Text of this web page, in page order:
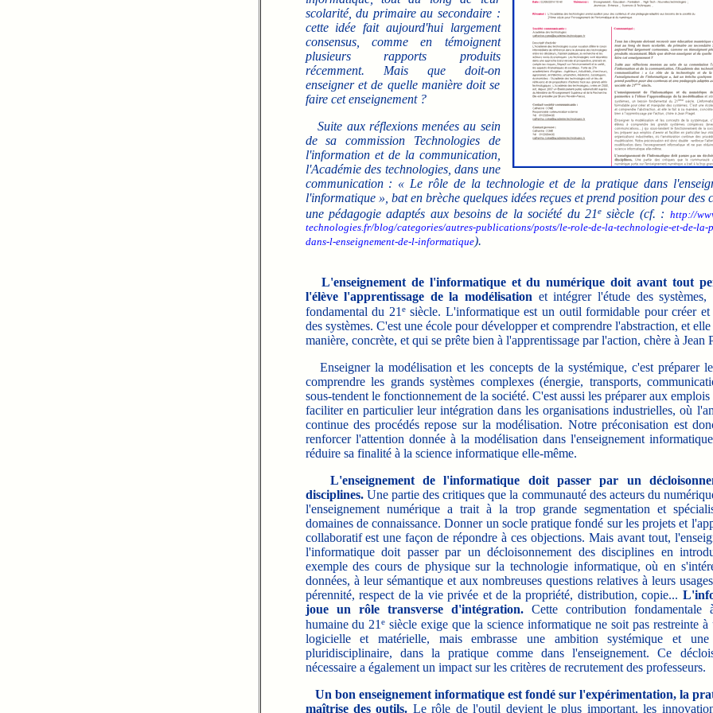
scolarité, du primaire au secondaire :
cette idée fait aujourd'hui largement
consensus, comme en témoignent
plusieurs rapports produits
récemment. Mais que doit-on
enseigner et de quelle manière doit se
faire cet enseignement ?
Suite aux réflexions menées au sein
de sa commission Technologies de
l'information et de la communication,
l'Académie des technologies, dans une
communication : « Le rôle de la technologie et de la pratique dans
l'informatique », bat en brèche quelques idées reçues et prend position pour des
une pédagogie adaptés aux besoins de la société du 21esiècle (cf. : http://
technologies.fr/blog/categories/autres-publications/posts/le-role-de-la-technologie-et-de-la-
dans-l-enseignement-de-l-informatique).
L'enseignement de l'informatique et du numérique doit avant tout
l'élève l'apprentissage de la modélisation et intégrer l'étude des systèmes,
fondamental du 21 esiècle. L'informatique est un outil formidable pour créer et
des systèmes. C'est une école pour développer et comprendre l'abstraction, et
manière, concrète, et qui se prête bien à l'apprentissage par l'action, chère à Jean
Enseigner la modélisation et les concepts de la systémique, c'est préparer
comprendre les grands systèmes complexes (énergie, transports,
sous-tendent le fonctionnement de la société. C'est aussi les préparer aux
faciliter en particulier leur intégration dans les organisations industrielles, où
continue des procédés repose sur la modélisation. Notre préconisation est
renforcer l'attention donnée à la modélisation dans l'enseignement
réduire sa finalité à la science informatique elle-même.
L'enseignement de l'informatique doit passer par un
disciplines.Une partie des critiques que la communauté des acteurs du
l'enseignement numérique a trait à la trop grande segmentation et
domaines de connaissance. Donner un socle pratique fondé sur les projets et
collaboratif est une façon de répondre à ces objections. Mais avant tout,
l'informatique doit passer par un décloisonnement des disciplines en
exemple des cours de physique sur la technologie informatique, où en
données, à leur sémantique et aux nombreuses questions relatives à leurs
pérennité, respect de la vie privée et de la propriété, distribution, copie...
joue un rôle transverse d'intégration.Cette contribution fondamentale
humaine du 21e siècle exige que la science informatique ne soit pas restreinte
logicielle et matérielle, mais embrasse une ambition systémique et une
pluridisciplinaire, dans la pratique comme dans l'enseignement. Ce
nécessaire a également un impact sur les critères de recrutement des professeurs.
Un bon enseignement informatique est fondé sur l'expérimentation, la
maîtrise des outils. Le rôle de l'outil devient le plus important, les